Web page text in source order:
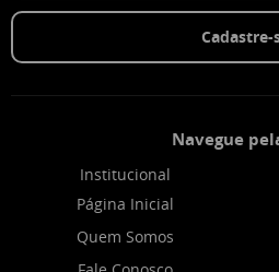
Cadastre-
Navegue
Institucional
Página Inicial
Quem Somos